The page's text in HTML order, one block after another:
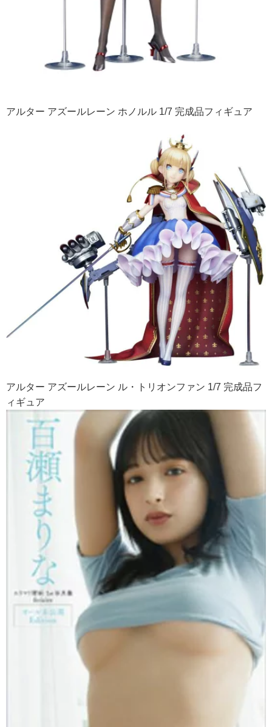
アルター アズールレーン ホノルル 1/7 完成品フィギュア
アルター アズールレーン ル・トリオンファン 1/7 完成品フ
ィギュア